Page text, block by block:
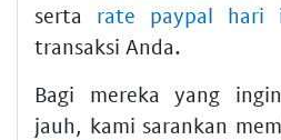
serta rate paypal hari
transaksi Anda.
Bagi mereka yang
jauh, kami sarankan